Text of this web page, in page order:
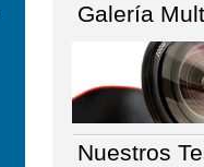
Galería
Nuestros